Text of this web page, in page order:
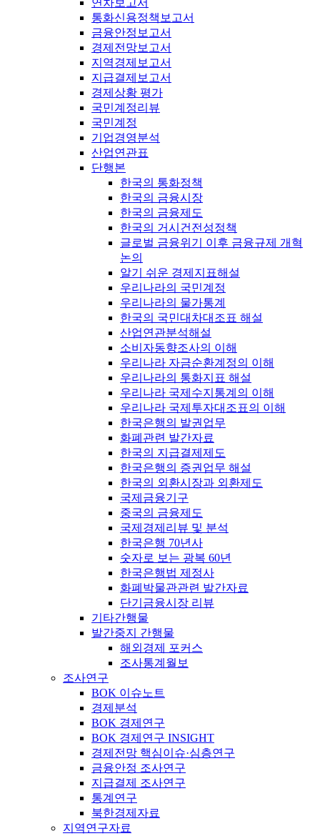
연차보고서
통화신용정책보고서
금융안정보고서
경제전망보고서
지역경제보고서
지급결제보고서
경제상황 평가
국민계정리뷰
국민계정
기업경영분석
산업연관표
단행본
한국의 통화정책
한국의 금융시장
한국의 금융제도
한국의 거시건전성정책
글로벌 금융위기 이후 금융규제 개혁
논의
알기 쉬운 경제지표해설
우리나라의 국민계정
우리나라의 물가통계
한국의 국민대차대조표 해설
산업연관분석해설
소비자동향조사의 이해
우리나라 자금순환계정의 이해
우리나라의 통화지표 해설
우리나라 국제수지통계의 이해
우리나라 국제투자대조표의 이해
한국은행의 발권업무
화폐관련 발간자료
한국의 지급결제제도
한국은행의 증권업무 해설
한국의 외환시장과 외환제도
국제금융기구
중국의 금융제도
국제경제리뷰 및 분석
한국은행 70년사
숫자로 보는 광복 60년
한국은행법 제정사
화폐박물관관련 발간자료
단기금융시장 리뷰
기타간행물
발간중지 간행물
해외경제 포커스
조사통계월보
조사연구
BOK 이슈노트
경제분석
BOK 경제연구
BOK 경제연구 INSIGHT
경제전망 핵심이슈·심층연구
금융안정 조사연구
지급결제 조사연구
통계연구
북한경제자료
지역연구자료